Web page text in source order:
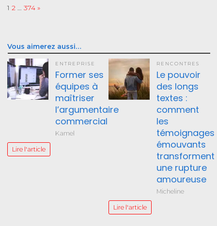
Page:
1 2 … 374 Next
»
Vous aimerez aussi…
ENTREPRISE
Former ses
équipes à
maîtriser
l’argumentaire
commercial
Kamel
Lire l'article
RENCONTRES
Le pouvoir
des longs
textes :
comment
les
témoignages
émouvants
transforment
une rupture
amoureuse
Micheline
Lire l'article